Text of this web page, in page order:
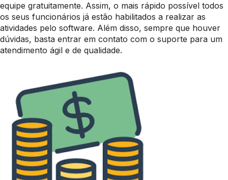
equipe gratuitamente. Assim, o mais rápido possível todos
os seus funcionários já estão habilitados a realizar as
atividades pelo software. Além disso, sempre que houver
dúvidas, basta entrar em contato com o suporte para um
atendimento ágil e de qualidade.